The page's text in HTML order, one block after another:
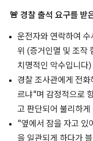
🚨 경찰 출석 요구를 받
운전자와 연락하여
위 (증거인멸 및 조작
치명적인 악수입니다)
경찰 조사관에게 전
르냐"며 감정적으로
고 판단되어 불리하
"옆에서 잠을 자고 있
을 일관되게 하다가